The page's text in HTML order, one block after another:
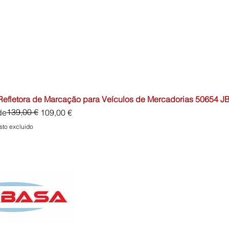
de Marcação para Veículos de Mercadorias 50654
139,00 € 109,00 €
de oferta
excluido